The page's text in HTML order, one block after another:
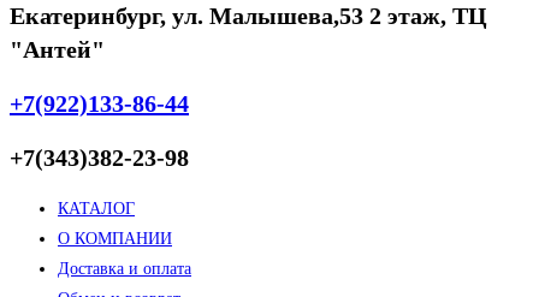
Екатеринбург, ул. Малышева,53 2 этаж, ТЦ
"Антей"
+7(922)133-86-44
+7(343)382-23-98
КАТАЛОГ
О КОМПАНИИ
Доставка и оплата